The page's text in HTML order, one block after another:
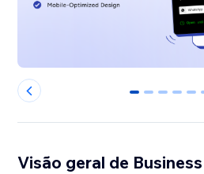
0 1 2 3 4
Visão geral de